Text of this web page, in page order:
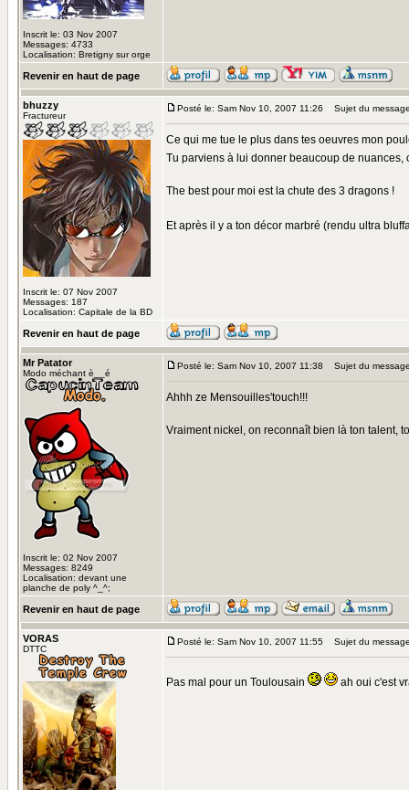
Inscrit le: 03 Nov 2007
Messages: 4733
Localisation: Bretigny sur orge
Revenir en haut de page
bhuzzy
Fractureur
Inscrit le: 07 Nov 2007
Messages: 187
Localisation: Capitale de la BD
Posté le: Sam Nov 10, 2007 11:26 Sujet du
Ce qui me tue le plus dans tes oeuvres mon
Tu parviens à lui donner beaucoup de
The best pour moi est la chute des 3 dragons !
Et après il y a ton décor marbré (rendu ultra
Revenir en haut de page
Mr Patator
Modo méchant è__é
Inscrit le: 02 Nov 2007
Messages: 8249
Localisation: devant une
planche de poly ^_^;
Posté le: Sam Nov 10, 2007 11:38 Sujet du
Ahhh ze Mensouilles'touch!!!
Vraiment nickel, on reconnaît bien là ton talent,
Revenir en haut de page
VORAS
DTTC
Posté le: Sam Nov 10, 2007 11:55 Sujet du
Pas mal pour un Toulousain ah oui c'est